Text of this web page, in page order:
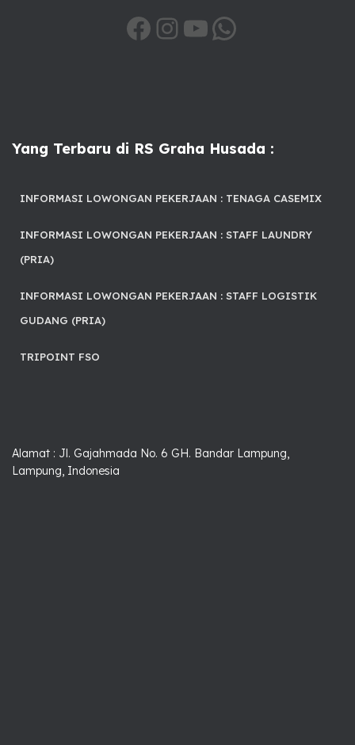
HTTPS://WWW.FACEBOOK.COM/SHARE/1A6QSXIHTV/ INSTAGRAM YOUTUBE
Yang Terbaru di RS Graha Husada :
INFORMASI LOWONGAN PEKERJAAN : TENAGA CASEMIX
INFORMASI LOWONGAN PEKERJAAN : STAFF LAUNDRY
(PRIA)
INFORMASI LOWONGAN PEKERJAAN : STAFF LOGISTIK
GUDANG (PRIA)
TRIPOINT FSO
Alamat : Jl. Gajahmada No. 6 GH. Bandar Lampung,
Lampung, Indonesia